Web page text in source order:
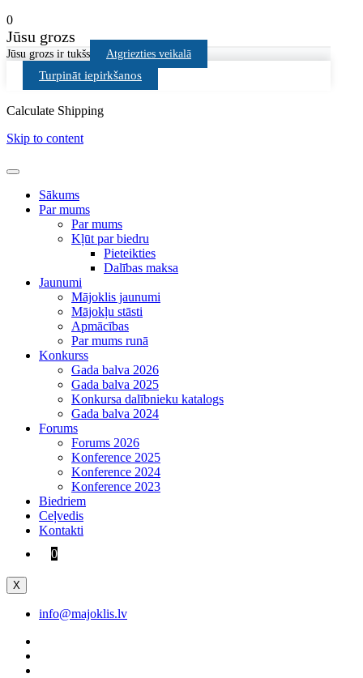
0
Jūsu grozs
Jūsu grozs ir tukšs Atgriezties veikalā
Turpināt iepirkšanos
Calculate Shipping
Skip to content
Sākums
Par mums
Par mums
Kļūt par biedru
Pieteikties
Dalības maksa
Jaunumi
Mājoklis jaunumi
Mājokļu stāsti
Apmācības
Par mums runā
Konkurss
Gada balva 2026
Gada balva 2025
Konkursa dalībnieku katalogs
Gada balva 2024
Forums
Forums 2026
Konference 2025
Konference 2024
Konference 2023
Biedriem
Ceļvedis
Kontakti
0
X
info@majoklis.lv